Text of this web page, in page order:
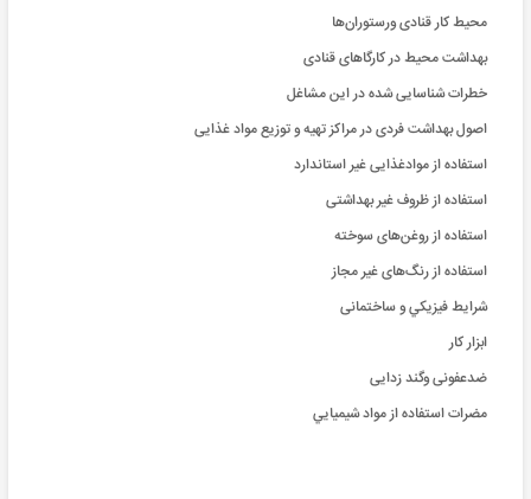
محیط کار قنادی ورستوران‌ها
بهداشت محيط در کارگاهای قنادی
خطرات شناسایی شده در این مشاغل
اصول بهداشت فردی در مراکز تهیه و توزیع مواد غذایی
استفاده از موادغذایی غیر استاندارد
استفاده از ظروف غیر بهداشتی
استفاده از روغن‌های سوخته
استفاده از رنگ‌های غیر مجاز
شرايط فيزيکي و ساختمانی
ابزار کار
ضدعفونی وگند زدایی
مضرات استفاده از مواد شيميايي